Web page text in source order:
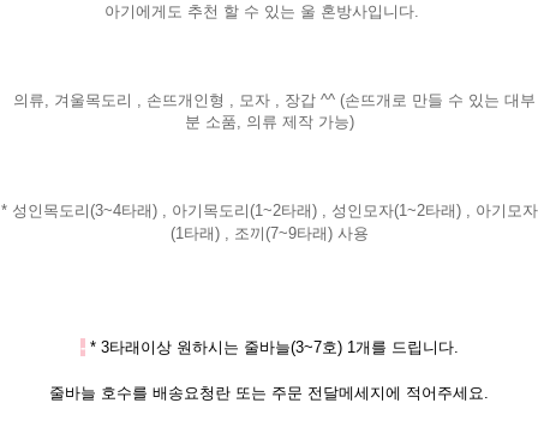
아기에게도 추천 할 수 있는 울 혼방사입니다.
의류, 겨울목도리 , 손뜨개인형 , 모자 , 장갑 ^^ (손뜨개로 만들 수 있는 대부
분 소품, 의류 제작 가능)
* 성인목도리(3~4타래) , 아기목도리(1~2타래) , 성인모자(1~2타래) , 아기모자
(1타래) , 조끼(7~9타래) 사용
-* 3타래이상 원하시는 줄바늘(3~7호) 1개를 드립니다.
줄바늘 호수를 배송요청란 또는 주문 전달메세지에 적어주세요.